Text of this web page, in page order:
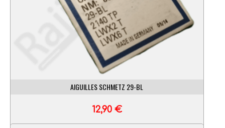
AIGUILLES SCHMETZ 29-BL
12,90 €